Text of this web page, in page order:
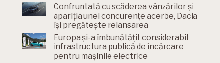
Confruntată cu scăderea vânzărilor și
apariția unei concurențe acerbe, Dacia
își pregătește relansarea
Europa și-a îmbunătățit considerabil
infrastructura publică de încărcare
pentru mașinile electrice